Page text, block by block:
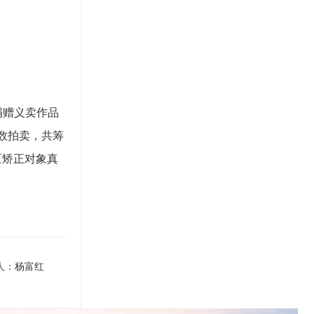
义卖作品
拍卖，共筹
正对象真
：杨富红